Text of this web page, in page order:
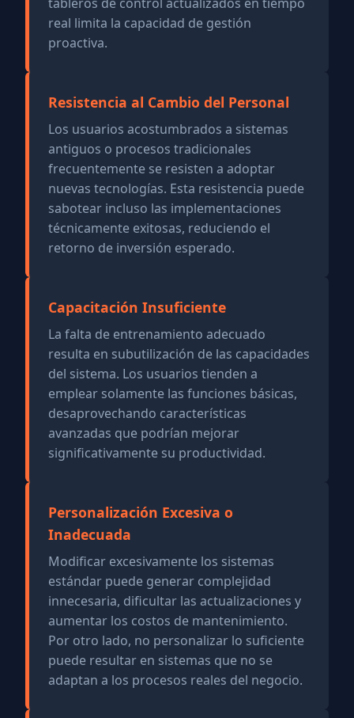
real limita la capacidad de gestión
proactiva.
Resistencia al Cambio del Personal
Los usuarios acostumbrados a sistemas
antiguos o procesos tradicionales
frecuentemente se resisten a adoptar
nuevas tecnologías. Esta resistencia puede
sabotear incluso las implementaciones
técnicamente exitosas, reduciendo el
retorno de inversión esperado.
Capacitación Insuficiente
La falta de entrenamiento adecuado
resulta en subutilización de las capacidades
del sistema. Los usuarios tienden a
emplear solamente las funciones básicas,
desaprovechando características
avanzadas que podrían mejorar
significativamente su productividad.
Personalización Excesiva o
Inadecuada
Modificar excesivamente los sistemas
estándar puede generar complejidad
innecesaria, dificultar las actualizaciones y
aumentar los costos de mantenimiento.
Por otro lado, no personalizar lo suficiente
puede resultar en sistemas que no se
adaptan a los procesos reales del negocio.